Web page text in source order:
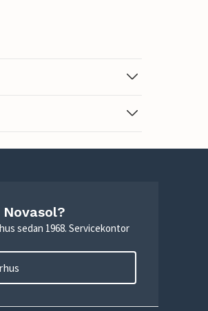
sedan 1968. Servicekontor